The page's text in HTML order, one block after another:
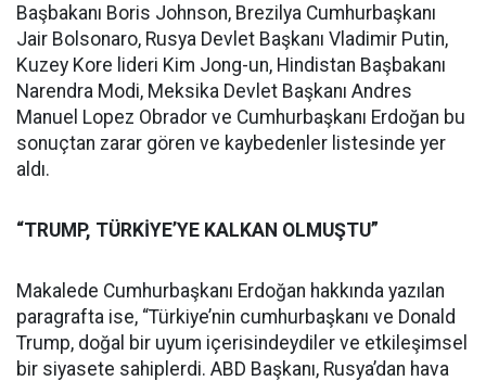
Başbakanı Boris Johnson, Brezilya Cumhurbaşkanı
Jair Bolsonaro, Rusya Devlet Başkanı Vladimir Putin,
Kuzey Kore lideri Kim Jong-un, Hindistan Başbakanı
Narendra Modi, Meksika Devlet Başkanı Andres
Manuel Lopez Obrador ve Cumhurbaşkanı Erdoğan bu
sonuçtan zarar gören ve kaybedenler listesinde yer
aldı.
“TRUMP, TÜRKİYE’YE KALKAN OLMUŞTU”
Makalede Cumhurbaşkanı Erdoğan hakkında yazılan
paragrafta ise, “Türkiye’nin cumhurbaşkanı ve Donald
Trump, doğal bir uyum içerisindeydiler ve etkileşimsel
bir siyasete sahiplerdi. ABD Başkanı, Rusya’dan hava